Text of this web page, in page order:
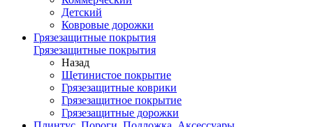
Детский
Ковровые дорожки
Грязезащитные покрытия
Грязезащитные покрытия
Назад
Щетинистое покрытие
Грязезащитные коврики
Грязезащитное покрытие
Грязезащитные дорожки